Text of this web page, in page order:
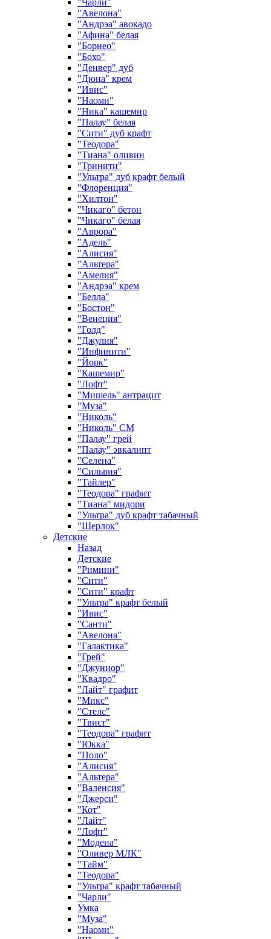
"Чарли"
"Авелона"
"Андрэа" авокадо
"Афина" белая
"Борнео"
"Бохо"
"Денвер" дуб
"Дюна" крем
"Ивис"
"Наоми"
"Ника" кашемир
"Палау" белая
"Сити" дуб крафт
"Теодора"
"Тиана" оливин
"Тринити"
"Ультра" дуб крафт белый
"Флоренция"
"Хилтон"
"Чикаго" бетон
"Чикаго" белая
"Аврора"
"Адель"
"Алисия"
"Альтера"
"Амелия"
"Андрэа" крем
"Белла"
"Бостон"
"Венеция"
"Голд"
"Джулия"
"Инфинити"
"Йорк"
"Кашемир"
"Лофт"
"Мишель" антрацит
"Муза"
"Николь"
"Николь" СМ
"Палау" грей
"Палау" эвкалипт
"Селена"
"Сильвия"
"Тайлер"
"Теодора" графит
"Тиана" мидори
"Ультра" дуб крафт табачный
"Шерлок"
Детские
Назад
Детские
"Римини"
"Сити"
"Сити" крафт
"Ультра" крафт белый
"Ивис"
"Санти"
"Авелона"
"Галактика"
"Грей"
"Джуниор"
"Квадро"
"Лайт" графит
"Микс"
"Стелс"
"Твист"
"Теодора" графит
"Юкка"
"Поло"
"Алисия"
"Альтера"
"Валенсия"
"Джерси"
"Кот"
"Лайт"
"Лофт"
"Модена"
"Оливер МЛК"
"Тайм"
"Теодора"
"Ультра" крафт табачный
"Чарли"
Умка
"Муза"
"Наоми"